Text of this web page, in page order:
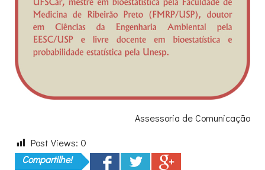
Assessoria de Comunicação
Post Views: 0
Compartilhe!